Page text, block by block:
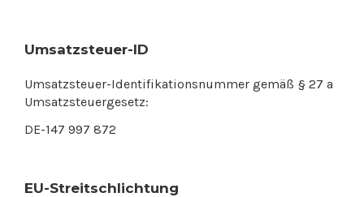
Umsatzsteuer-ID
Umsatzsteuer-Identifikationsnummer gemäß § 27 a
Umsatzsteuergesetz:
DE-147 997 872
EU-Streitschlichtung